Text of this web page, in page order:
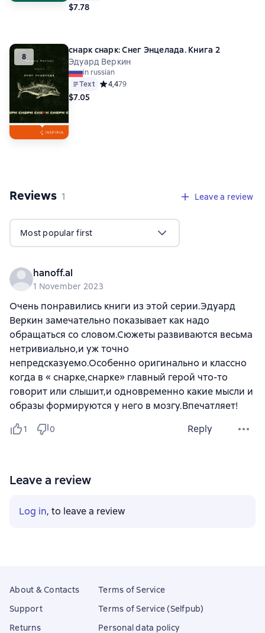
$7.78
8
cнарк снарк: Снег Энцелада. Книга 2
Эдуард Веркин
in russian
Text Средний рейтинг 4,4 на основе 79 оценок
4,479
$7.05
Reviews 1 review
1 Leave a review
Most popular first
hanoff.al
1 November 2023
Очень понравились книги из этой серии.Эдуард
Веркин замечательно показывает как надо
обращаться со словом.Сюжеты развиваются весьма
нетривиально,и уж точно
непредсказуемо.Особенно оригинально и классно
когда в « снарке,снарке» главный герой что-то
говорит или слышит,и одновременно какие мысли и
образы формируются у него в мозгу.Впечатляет!
1 0 Reply
Leave a review
Log in, to leave a review
About & Contacts
Support
Returns
Terms of Service
Terms of Service (Selfpub)
Personal data policy